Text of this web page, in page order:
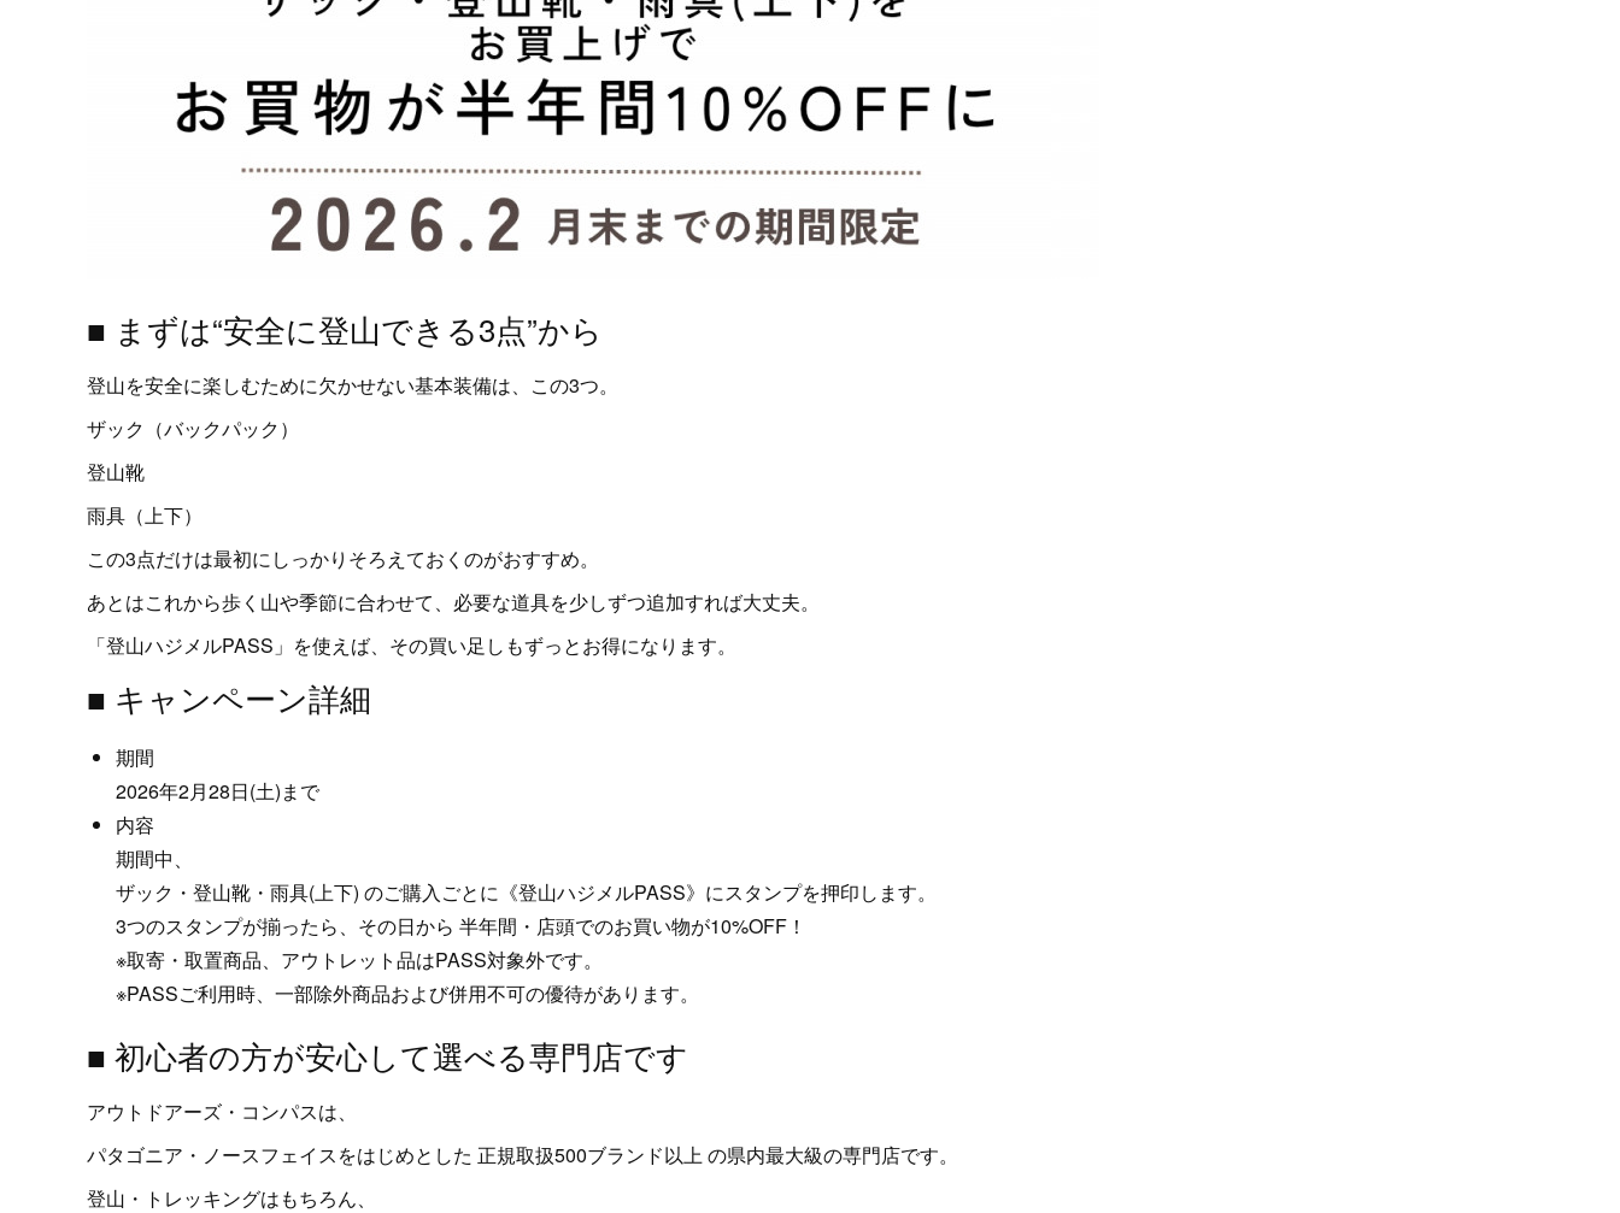
■ まずは“安全に登山できる3点”から
登山を安全に楽しむために欠かせない基本装備は、この3つ。
ザック（バックパック）
登山靴
雨具（上下）
この3点だけは最初にしっかりそろえておくのがおすすめ。
あとはこれから歩く山や季節に合わせて、必要な道具を少しずつ追加すれば大丈夫。
「登山ハジメルPASS」を使えば、その買い足しもずっとお得になります。
■ キャンペーン詳細
期間
2026年2月28日(土)まで
内容
期間中、
ザック・登山靴・雨具(上下) のご購入ごとに《登山ハジメルPASS》にスタンプを押印します。
3つのスタンプが揃ったら、その日から 半年間・店頭でのお買い物が10%OFF！
※取寄・取置商品、アウトレット品はPASS対象外です。
※PASSご利用時、一部除外商品および併用不可の優待があります。
■ 初心者の方が安心して選べる専門店です
アウトドアーズ・コンパスは、
パタゴニア・ノースフェイスをはじめとした 正規取扱500ブランド以上 の県内最大級の専門店です。
登山・トレッキングはもちろん、